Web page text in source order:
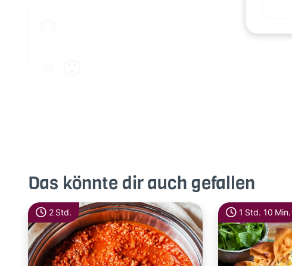
Das könnte dir auch gefallen
2 Std. 1 Std. 10 Min.